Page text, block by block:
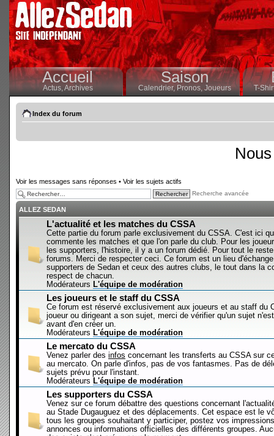
Accueil
Actus,Archives
Saison
Calendrier,Pronos, Joueurs T-
Index du forum
Voir les messages sans réponses • Voir les sujets actifs
Recherche avancée
ALLEZ SEDAN
L'actualité et les matches du CSSA
Cette partie du forum parle exclusivement du CSSA. C'est ici
commente les matches et que l'on parle du club. Pour les
les supporters, l'histoire, il y a un forum dédié. Pour tout le
forums. Merci de respecter ceci. Ce forum est un lieu
supporters de Sedan et ceux des autres clubs, le tout dans la
respect de chacun.
Modérateurs L'équipe de modération
Les joueurs et le staff du CSSA
Ce forum est réservé exclusivement aux joueurs et au staff du
joueur ou dirigeant a son sujet, merci de vérifier qu'un sujet
avant d'en créer un.
Modérateurs L'équipe de modération
Le mercato du CSSA
Venez parler des infos concernant les transferts au CSSA sur
au mercato. On parle d'infos, pas de vos fantasmes. Pas de
sujets prévu pour l'instant.
Modérateurs L'équipe de modération
Les supporters du CSSA
Venez sur ce forum débattre des questions concernant
au Stade Dugauguez et des déplacements. Cet espace est le
tous les groupes souhaitant y participer, postez vos
annonces ou informations officielles des différents groupes.